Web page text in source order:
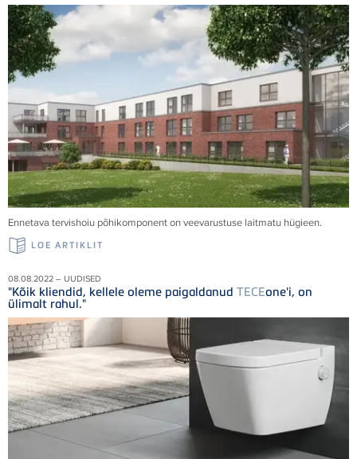
Ennetava tervishoiu põhikomponent on veevarustuse laitmatu hügieen.
LOE ARTIKLIT
08.08.2022 – UUDISED
"Kõik kliendid, kellele oleme paigaldanud TECEone'i, on
ülimalt rahul."